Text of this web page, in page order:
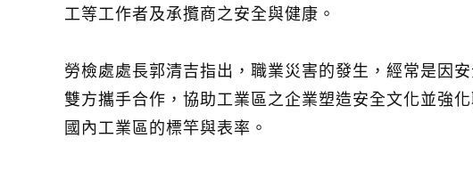
工等工作者及承攬商之安全與健康。
勞檢處處長郭清吉指出，職業災害的發生，經常是因
雙方攜手合作，協助工業區之企業塑造安全文化並強
國內工業區的標竿與表率。